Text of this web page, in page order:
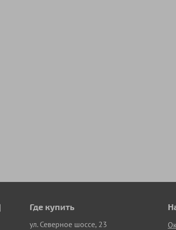
Где купить
ул. Северное шоссе, 23